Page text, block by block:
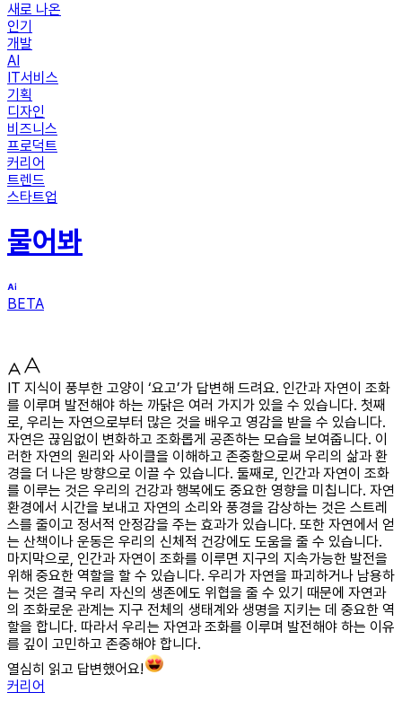
새로 나온
인기
개발
AI
IT서비스
기획
디자인
비즈니스
프로덕트
커리어
트렌드
스타트업
물어봐
BETA
IT 지식이 풍부한 고양이 ‘요고’가 답변해 드려요. 인간과 자연이 조화
를 이루며 발전해야 하는 까닭은 여러 가지가 있을 수 있습니다. 첫째
로, 우리는 자연으로부터 많은 것을 배우고 영감을 받을 수 있습니다.
자연은 끊임없이 변화하고 조화롭게 공존하는 모습을 보여줍니다. 이
러한 자연의 원리와 사이클을 이해하고 존중함으로써 우리의 삶과 환
경을 더 나은 방향으로 이끌 수 있습니다. 둘째로, 인간과 자연이 조화
를 이루는 것은 우리의 건강과 행복에도 중요한 영향을 미칩니다. 자연
환경에서 시간을 보내고 자연의 소리와 풍경을 감상하는 것은 스트레
스를 줄이고 정서적 안정감을 주는 효과가 있습니다. 또한 자연에서 얻
는 산책이나 운동은 우리의 신체적 건강에도 도움을 줄 수 있습니다.
마지막으로, 인간과 자연이 조화를 이루면 지구의 지속가능한 발전을
위해 중요한 역할을 할 수 있습니다. 우리가 자연을 파괴하거나 남용하
는 것은 결국 우리 자신의 생존에도 위협을 줄 수 있기 때문에 자연과
의 조화로운 관계는 지구 전체의 생태계와 생명을 지키는 데 중요한 역
할을 합니다. 따라서 우리는 자연과 조화를 이루며 발전해야 하는 이유
를 깊이 고민하고 존중해야 합니다.
열심히 읽고 답변했어요!
커리어